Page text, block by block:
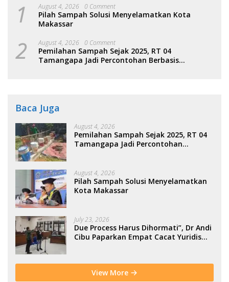
1 August 4, 2026 0 Comment
Pilah Sampah Solusi Menyelamatkan Kota
Makassar
2 August 4, 2026 0 Comment
Pemilahan Sampah Sejak 2025, RT 04
Tamangapa Jadi Percontohan Berbasis
Baca Juga
August 4, 2026
Pemilahan Sampah Sejak 2025, RT 04
Tamangapa Jadi Percontohan
August 4, 2026
Pilah Sampah Solusi Menyelamatkan
Kota Makassar
July 23, 2026
Due Process Harus Dihormati”, Dr Andi
Cibu Paparkan Empat Cacat Yuridis
View More